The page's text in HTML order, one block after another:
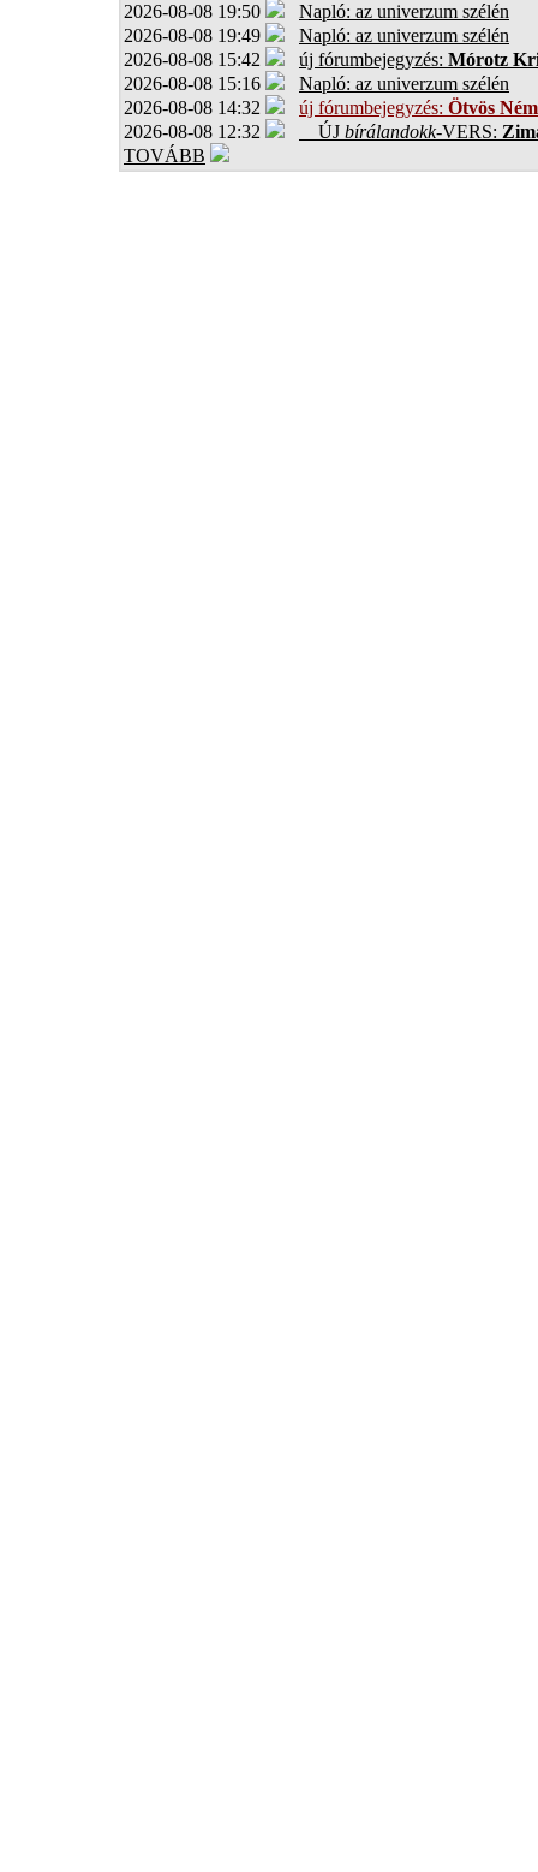
2026-08-08 19:50
Napló: az univerzum szélén
2026-08-08 19:49
Napló: az univerzum szélén
2026-08-08 15:42
új fórumbejegyzés: Mórotz
2026-08-08 15:16
Napló: az univerzum szélén
2026-08-08 14:32
új fórumbejegyzés: Ötvös
2026-08-08 12:32
ÚJ bírálandokk-VERS:
TOVÁBB